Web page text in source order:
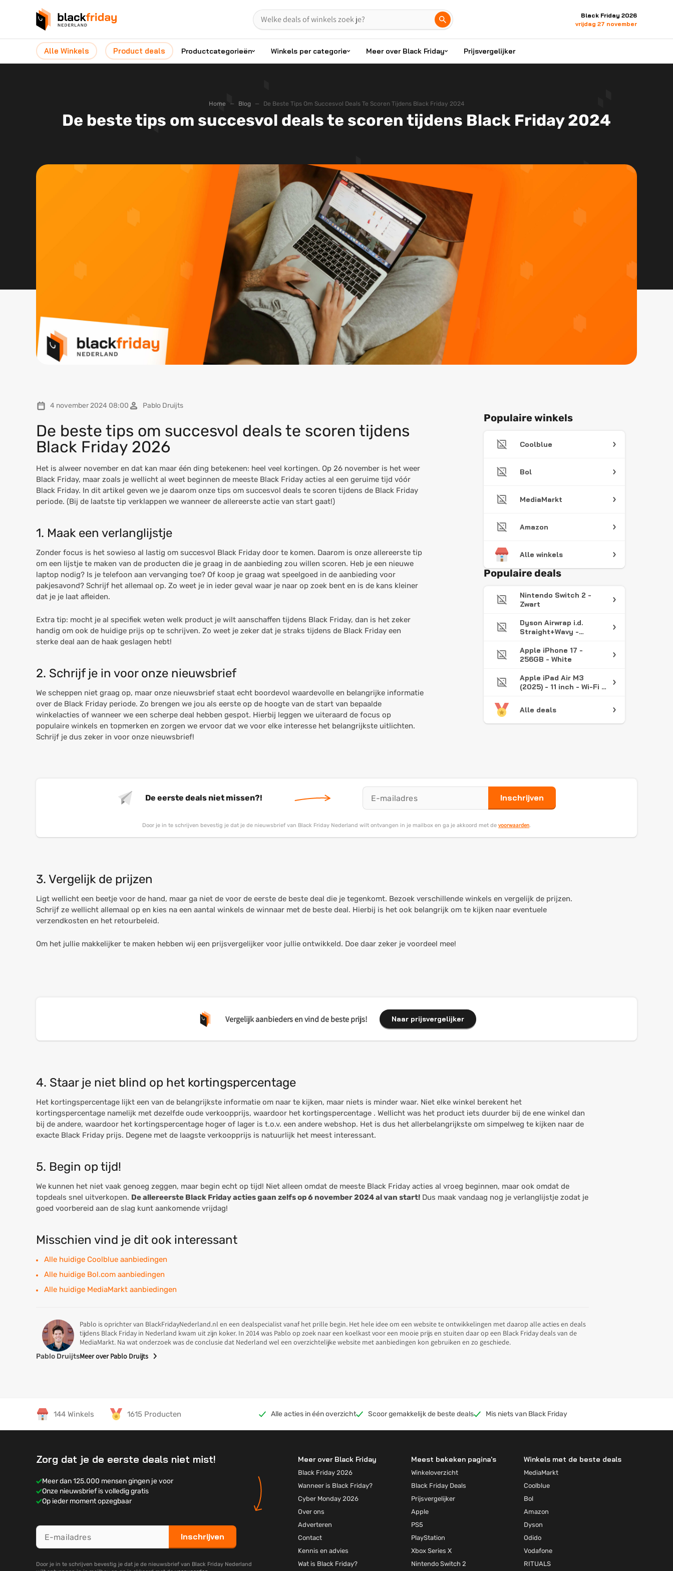
Black Friday 2026
vrijdag 27 november
Alle Winkels Product deals Productcategorieën Winkels per categorie Meer over Black Friday Prijsvergelijker
Home Blog De Beste Tips Om Succesvol Deals Te Scoren Tijdens Black Friday 2024
De beste tips om succesvol deals te scoren tijdens Black Friday 2024
4 november 2024 08:00 Pablo Druijts
De beste tips om succesvol deals te scoren tijdens
Black Friday 2026
Het is alweer november en dat kan maar één ding betekenen: heel veel kortingen. Op 26 november is het weer
Black Friday, maar zoals je wellicht al weet beginnen de meeste Black Friday acties al een geruime tijd vóór
Black Friday. In dit artikel geven we je daarom onze tips om succesvol deals te scoren tijdens de Black Friday
periode. (Bij de laatste tip verklappen we wanneer de allereerste actie van start gaat!)
1. Maak een verlanglijstje
Zonder focus is het sowieso al lastig om succesvol Black Friday door te komen. Daarom is onze allereerste tip
om een lijstje te maken van de producten die je graag in de aanbieding zou willen scoren. Heb je een nieuwe
laptop nodig? Is je telefoon aan vervanging toe? Of koop je graag wat speelgoed in de aanbieding voor
pakjesavond? Schrijf het allemaal op. Zo weet je in ieder geval waar je naar op zoek bent en is de kans kleiner
dat je je laat afleiden.
Extra tip: mocht je al specifiek weten welk product je wilt aanschaffen tijdens Black Friday, dan is het zeker
handig om ook de huidige prijs op te schrijven. Zo weet je zeker dat je straks tijdens de Black Friday een
sterke deal aan de haak geslagen hebt!
2. Schrijf je in voor onze nieuwsbrief
We scheppen niet graag op, maar onze nieuwsbrief staat echt boordevol waardevolle en belangrijke informatie
over de Black Friday periode. Zo brengen we jou als eerste op de hoogte van de start van bepaalde
winkelacties of wanneer we een scherpe deal hebben gespot. Hierbij leggen we uiteraard de focus op
populaire winkels en topmerken en zorgen we ervoor dat we voor elke interesse het belangrijkste uitlichten.
Schrijf je dus zeker in voor onze nieuwsbrief!
Populaire winkels
Coolblue
Bol
MediaMarkt
Amazon
Alle winkels
Populaire deals
Nintendo Switch 2 -
Zwart
Dyson Airwrap i.d.
Straight+Wavy -
Föhnborstel -
Krulborstel - Red
Apple iPhone 17 -
256GB - White
Apple iPad Air M3
(2025) - 11 inch - Wi-Fi -
Alle deals
De eerste deals niet missen?! Inschrijven
Door je in te schrijven bevestig je dat je de nieuwsbrief van Black Friday Nederland wilt ontvangen in je mailbox en ga je akkoord met de voorwaarden.
3. Vergelijk de prijzen
Ligt wellicht een beetje voor de hand, maar ga niet de voor de eerste de beste deal die je tegenkomt. Bezoek verschillende winkels en vergelijk de prijzen.
Schrijf ze wellicht allemaal op en kies na een aantal winkels de winnaar met de beste deal. Hierbij is het ook belangrijk om te kijken naar eventuele
verzendkosten en het retourbeleid.
Om het jullie makkelijker te maken hebben wij een prijsvergelijker voor jullie ontwikkeld. Doe daar zeker je voordeel mee!
Vergelijk aanbieders en vind de beste prijs! Naar prijsvergelijker
4. Staar je niet blind op het kortingspercentage
Het kortingspercentage lijkt een van de belangrijkste informatie om naar te kijken, maar niets is minder waar. Niet elke winkel berekent het
kortingspercentage namelijk met dezelfde oude verkoopprijs, waardoor het kortingspercentage . Wellicht was het product iets duurder bij de ene winkel dan
bij de andere, waardoor het kortingspercentage hoger of lager is t.o.v. een andere webshop. Het is dus het allerbelangrijkste om simpelweg te kijken naar de
exacte Black Friday prijs. Degene met de laagste verkoopprijs is natuurlijk het meest interessant.
5. Begin op tijd!
We kunnen het niet vaak genoeg zeggen, maar begin echt op tijd! Niet alleen omdat de meeste Black Friday acties al vroeg beginnen, maar ook omdat de
topdeals snel uitverkopen. De allereerste Black Friday acties gaan zelfs op 6 november 2024 al van start! Dus maak vandaag nog je verlanglijstje zodat je
goed voorbereid aan de slag kunt aankomende vrijdag!
Misschien vind je dit ook interessant
Alle huidige Coolblue aanbiedingen
Alle huidige Bol.com aanbiedingen
Alle huidige MediaMarkt aanbiedingen
Pablo Druijts
Pablo is oprichter van BlackFridayNederland.nl en een dealspecialist vanaf het prille begin. Het hele idee om een website te ontwikkelingen met daarop alle acties en deals
tijdens Black Friday in Nederland kwam uit zijn koker. In 2014 was Pablo op zoek naar een koelkast voor een mooie prijs en stuiten daar op een Black Friday deals van de
MediaMarkt. Na wat onderzoek was de conclusie dat Nederland wel een overzichtelijke website met aanbiedingen kon gebruiken en zo geschiede.
Gaming
Smartphones
Laptops & PC
Meer over Pablo Druijts
144 Winkels 1615 Producten Alle acties in één overzicht Scoor gemakkelijk de beste deals Mis niets van Black Friday
Zorg dat je de eerste deals niet mist!
Meer dan 125.000 mensen gingen je voor
Onze nieuwsbrief is volledig gratis
Op ieder moment opzegbaar
Inschrijven
Door je in te schrijven bevestig je dat je de nieuwsbrief van Black Friday Nederland
Meer over Black Friday
Black Friday 2026
Wanneer is Black Friday?
Cyber Monday 2026
Over ons
Adverteren
Contact
Kennis en advies
Wat is Black Friday?
Meest bekeken pagina's
Winkeloverzicht
Black Friday Deals
Prijsvergelijker
Apple
PS5
PlayStation
Xbox Series X
Nintendo Switch 2
Winkels met de beste deals
MediaMarkt
Coolblue
Bol
Amazon
Dyson
Odido
Vodafone
RITUALS